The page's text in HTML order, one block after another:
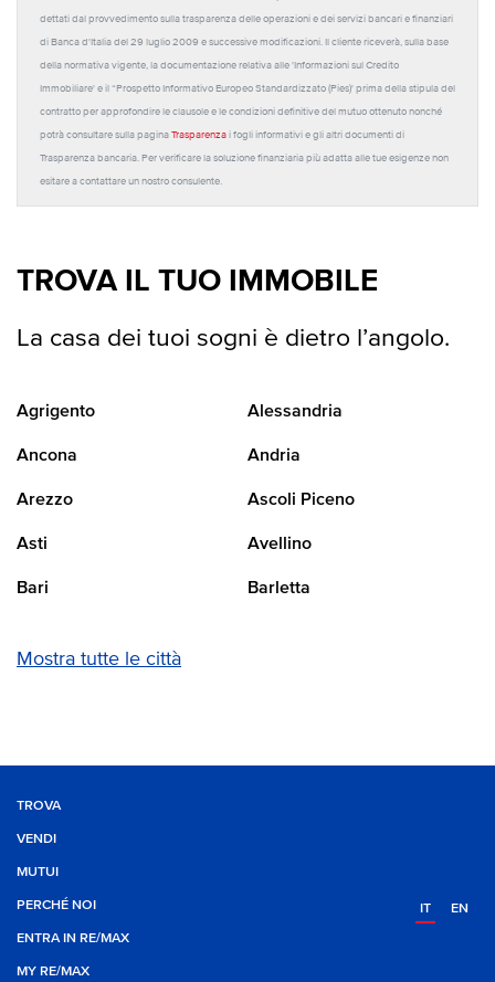
dettati dal provvedimento sulla trasparenza delle operazioni e dei servizi bancari e finanziari
di Banca d'Italia del 29 luglio 2009 e successive modificazioni. Il cliente riceverà, sulla base
della normativa vigente, la documentazione relativa alle 'Informazioni sul Credito
Immobiliare' e il “Prospetto Informativo Europeo Standardizzato (Pies)' prima della stipula del
contratto per approfondire le clausole e le condizioni definitive del mutuo ottenuto nonché
potrà consultare sulla pagina Trasparenza i fogli informativi e gli altri documenti di
Trasparenza bancaria. Per verificare la soluzione finanziaria più adatta alle tue esigenze non
esitare a contattare un nostro consulente.
TROVA IL TUO IMMOBILE
La casa dei tuoi sogni è dietro l’angolo.
Agrigento Alessandria
Ancona Andria
Arezzo Ascoli Piceno
Asti Avellino
Bari Barletta
Mostra tutte le città
TROVA
VENDI
MUTUI
PERCHÉ NOI
ENTRA IN RE/MAX
MY RE/MAX
IT EN